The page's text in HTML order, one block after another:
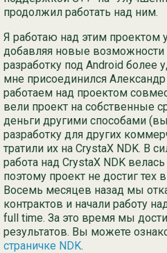
продолжил работать над ним.
Я работаю над этим проектом
добавляя новые возможности
разработку под Android более
мне присоединился
работаем над проектом
вели проект на собственные
деньги другими способами
разработку для других
тратили их на CrystaX NDK. В
работа над CrystaX NDK
поэтому проект не достиг тех
Восемь месяцев назад мы
контрактов и начали работу
full time. За это время мы
результатов. Вы можете
страничке NDK.